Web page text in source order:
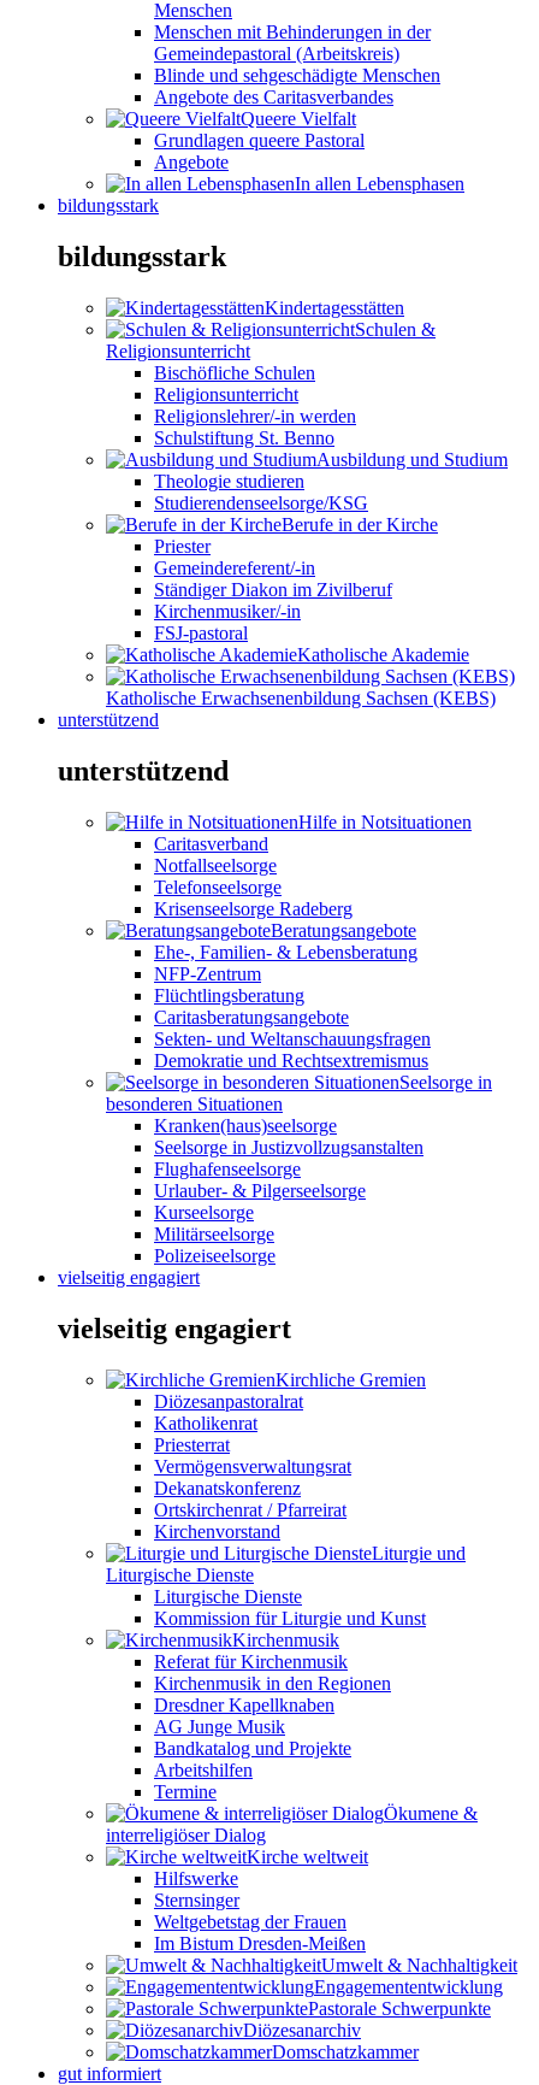
Menschen
Menschen mit Behinderungen in der
Gemeindepastoral (Arbeitskreis)
Blinde und sehgeschädigte Menschen
Angebote des Caritasverbandes
Queere Vielfalt
Grundlagen queere Pastoral
Angebote
In allen Lebensphasen
bildungsstark
bildungsstark
Kindertagesstätten
Schulen &
Religionsunterricht
Bischöfliche Schulen
Religionsunterricht
Religionslehrer/-in werden
Schulstiftung St. Benno
Ausbildung und Studium
Theologie studieren
Studierendenseelsorge/KSG
Berufe in der Kirche
Priester
Gemeindereferent/-in
Ständiger Diakon im Zivilberuf
Kirchenmusiker/-in
FSJ-pastoral
Katholische Akademie
Katholische Erwachsenenbildung Sachsen (KEBS)
unterstützend
unterstützend
Hilfe in Notsituationen
Caritasverband
Notfallseelsorge
Telefonseelsorge
Krisenseelsorge Radeberg
Beratungsangebote
Ehe-, Familien- & Lebensberatung
NFP-Zentrum
Flüchtlingsberatung
Caritasberatungsangebote
Sekten- und Weltanschauungsfragen
Demokratie und Rechtsextremismus
Seelsorge in
besonderen Situationen
Kranken(haus)seelsorge
Seelsorge in Justizvollzugsanstalten
Flughafenseelsorge
Urlauber- & Pilgerseelsorge
Kurseelsorge
Militärseelsorge
Polizeiseelsorge
vielseitig engagiert
vielseitig engagiert
Kirchliche Gremien
Diözesanpastoralrat
Katholikenrat
Priesterrat
Vermögensverwaltungsrat
Dekanatskonferenz
Ortskirchenrat / Pfarreirat
Kirchenvorstand
Liturgie und
Liturgische Dienste
Liturgische Dienste
Kommission für Liturgie und Kunst
Kirchenmusik
Referat für Kirchenmusik
Kirchenmusik in den Regionen
Dresdner Kapellknaben
AG Junge Musik
Bandkatalog und Projekte
Arbeitshilfen
Termine
Ökumene &
interreligiöser Dialog
Kirche weltweit
Hilfswerke
Sternsinger
Weltgebetstag der Frauen
Im Bistum Dresden-Meißen
Umwelt & Nachhaltigkeit
Engagemententwicklung
Pastorale Schwerpunkte
Diözesanarchiv
Domschatzkammer
gut informiert